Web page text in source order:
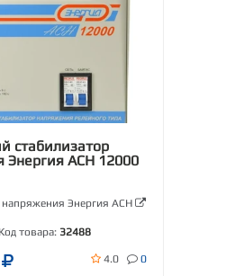
стабилизатор
Энергия АСН 12000
Энергия АСН
товара: 32488
4.0 0